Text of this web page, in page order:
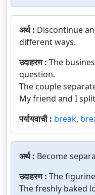
अर्थ : Discontinue
different ways.
उदाहरण : The
question.
The couple
My friend and I
पर्यायवाची : break,
अर्थ : Become
उदाहरण : The
The freshly baked